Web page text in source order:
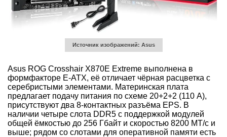
Источник изображений: Asus
Asus ROG Crosshair X870E Extreme выполнена в
формфакторе E-ATX, её отличает чёрная расцветка с
серебристыми элементами. Материнская плата
предлагает подачу питания по схеме 20+2+2 (110 А),
присутствуют два 8-контактных разъёма EPS. В
наличии четыре слота DDR5 с поддержкой модулей
общей ёмкостью до 256 Гбайт и скоростью 8200 МТ/с и
выше; рядом со слотами для оперативной памяти есть